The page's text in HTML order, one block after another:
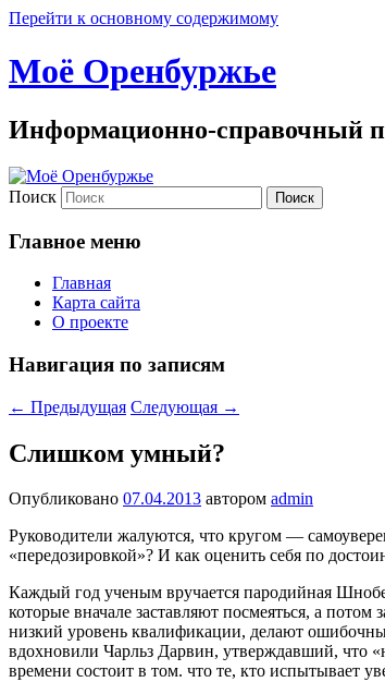
Перейти к основному содержимому
Моё Оренбуржье
Информационно-справочный
Поиск
Главное меню
Главная
Карта сайта
О проекте
Навигация по записям
← Предыдущая Следующая →
Слишком умный?
Опубликовано 07.04.2013 автором admin
Руководители жалуются, что кругом —
«передозировкой»? И как оценить себя по
Каждый год ученым вручается пародийная
которые вначале заставляют посмеяться, а
низкий уровень квалификации, делают
вдохновили Чарльз Дарвин, утверждавший, что
времени состоит в том. что те, кто испытывает